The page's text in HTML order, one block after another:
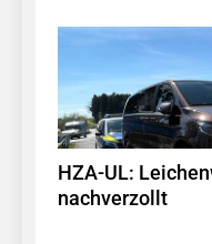
HZA-UL:
nachverzollt